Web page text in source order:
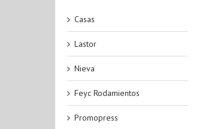
Casas
Lastor
Nieva
Feyc Rodamientos
Promopress